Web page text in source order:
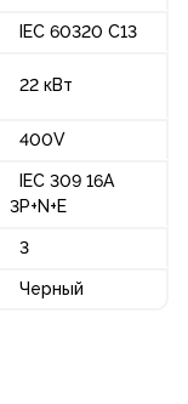
IEC 60320 C13
22 кВт
400V
IEC 309 16A
3P+N+E
3
Черный